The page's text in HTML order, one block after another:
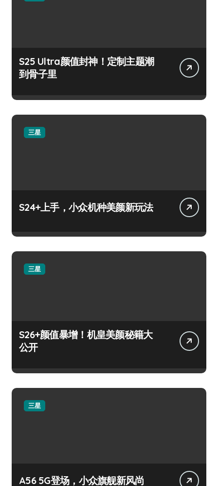
S25 Ultra颜值封神！定制主题潮
到骨子里
三星
S24+上手，小众机种美颜新玩法
三星
S26+颜值暴增！机皇美颜秘籍大
公开
三星
A56 5G登场，小众旗舰新风尚